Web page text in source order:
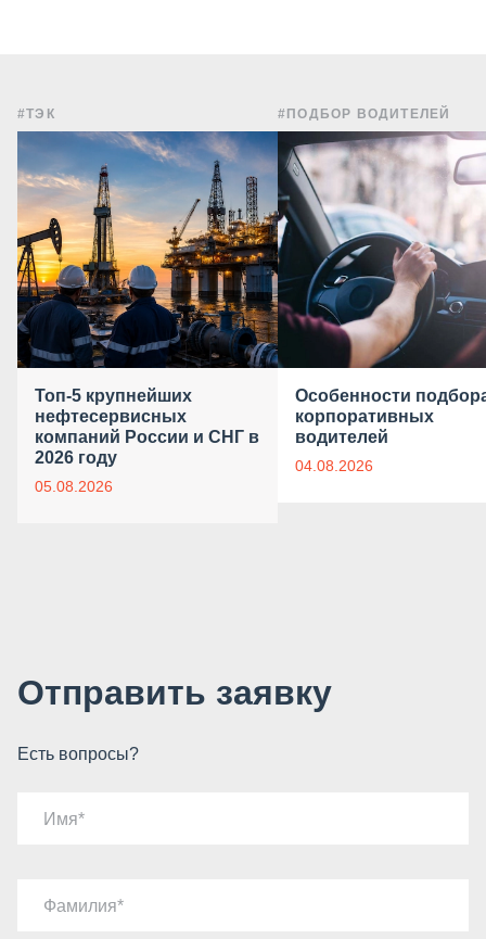
#ТЭК
Топ-5 крупнейших
нефтесервисных
компаний России и СНГ в
2026 году
05.08.2026
#ПОДБОР ВОДИТЕЛЕЙ
Особенности
корпоративных
водителей
04.08.2026
Отправить заявку
Есть вопросы?
Имя
Фамилия